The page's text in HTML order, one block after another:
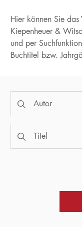
Hier können Sie
Kiepenheuer &
und per
Buchtitel bzw.